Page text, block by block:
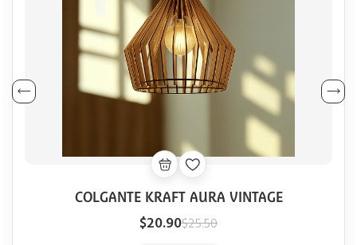
COLGANTE KRAFT AURA VINTAGE
$20.90$25.50